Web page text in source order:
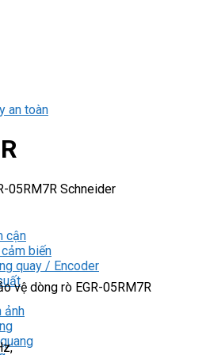
cận
biến
quay / Encoder
ảnh
an toàn
05RM7R Schneider
vệ dòng rò EGR-05RM7R